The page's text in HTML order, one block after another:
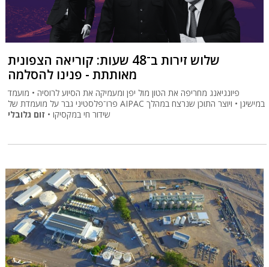
שלוש זירות ב־48 שעות: קוריאה הצפונית
מאותתת - פנינו להסלמה
פיונגיאנג מחריפה את הטון מול יפן ומעמיקה את הסיוע לרוסיה • מועמד
פרו־פלסטיני גבר על מועמדת של AIPAC במישיגן • ויוצר התוכן שנרצח במהלך
שידור חי במקסיקו • זום גלובלי